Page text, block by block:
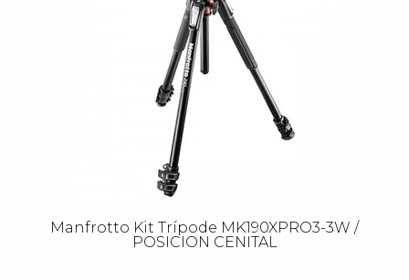
Manfrotto Kit Trípode MK190XPRO3-3W /
POSICION CENITAL